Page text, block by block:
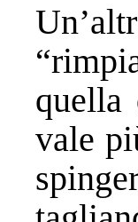
quella
vale